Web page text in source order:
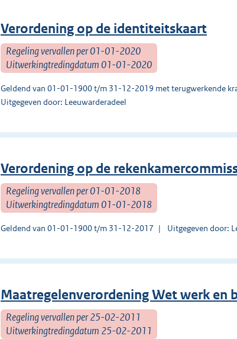
Verordening op de identiteitskaart
Regeling vervallen per 01-01-2020
Uitwerkingtredingdatum 01-01-2020
Geldend van 01-01-1900 t/m 31-12-2019 met terugwerkende
Uitgegeven door: Leeuwarderadeel
Verordening op de
Regeling vervallen per 01-01-2018
Uitwerkingtredingdatum 01-01-2018
Geldend van 01-01-1900 t/m 31-12-2017 Uitgegeven door:
Maatregelenverordening Wet werk en
Regeling vervallen per 25-02-2011
Uitwerkingtredingdatum 25-02-2011